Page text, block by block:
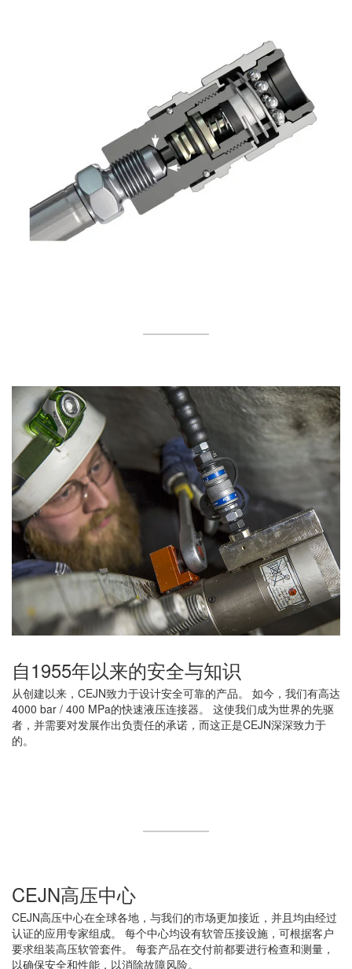
自1955年以来的安全与知识
从创建以来，CEJN致力于设计安全可靠的产品。 如今，我们有高达
4000 bar / 400 MPa的快速液压连接器。 这使我们成为世界的先驱
者，并需要对发展作出负责任的承诺，而这正是CEJN深深致力于
的。
CEJN高压中心
CEJN高压中心在全球各地，与我们的市场更加接近，并且均由经过
认证的应用专家组成。 每个中心均设有软管压接设施，可根据客户
要求组装高压软管套件。 每套产品在交付前都要进行检查和测量，
以确保安全和性能，以消除故障风险。